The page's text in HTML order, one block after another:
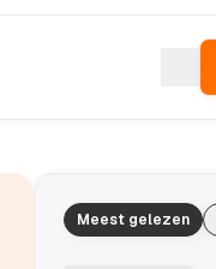
Meest gelezen